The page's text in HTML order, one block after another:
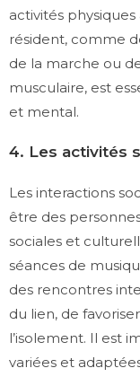
activités
résident, comme
de la marche ou
musculaire, est
et mental.
4. Les activités
Les interactions
être des
sociales et
séances de
des rencontres
du lien, de
l’isolement. Il est
variées et